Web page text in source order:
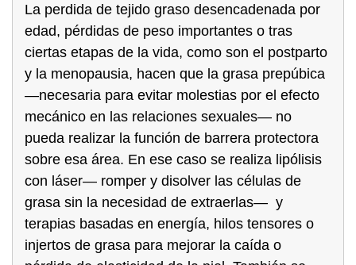
La perdida de tejido graso desencadenada por
edad, pérdidas de peso importantes o tras
ciertas etapas de la vida, como son el postparto
y la menopausia, hacen que la grasa prepúbica
—necesaria para evitar molestias por el efecto
mecánico en las relaciones sexuales— no
pueda realizar la función de barrera protectora
sobre esa área. En ese caso se realiza lipólisis
con láser— romper y disolver las células de
grasa sin la necesidad de extraerlas— y
terapias basadas en energía, hilos tensores o
injertos de grasa para mejorar la caída o